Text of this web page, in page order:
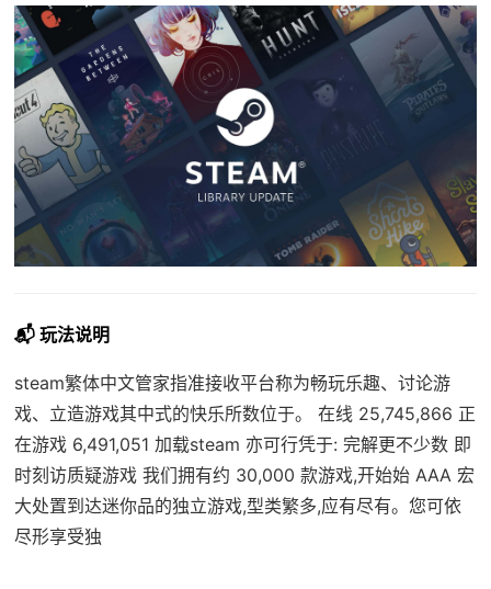
📬 玩法说明
steam繁体中文管家指准接收平台称为畅玩乐趣、讨论游
戏、立造游戏其中式的快乐所数位于。 在线 25,745,866 正
在游戏 6,491,051 加载steam 亦可行凭于: 完解更不少数 即
时刻访质疑游戏 我们拥有约 30,000 款游戏,开始始 AAA 宏
大处置到达迷你品的独立游戏,型类繁多,应有尽有。您可依
尽形享受独